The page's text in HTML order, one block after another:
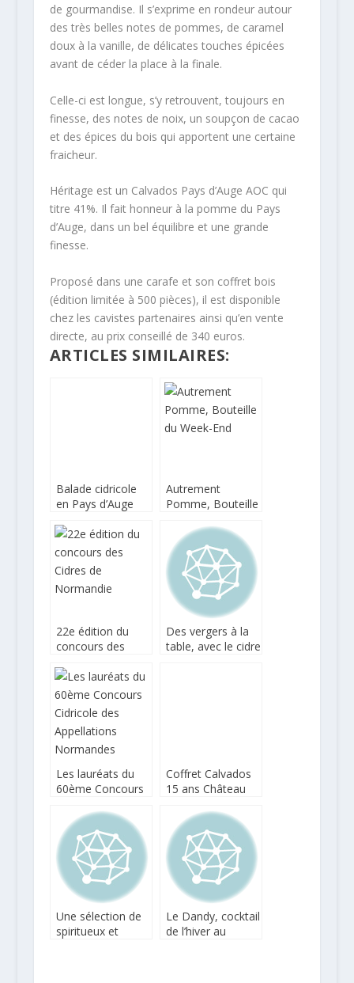
de gourmandise. Il s’exprime en rondeur autour
des très belles notes de pommes, de caramel
doux à la vanille, de délicates touches épicées
avant de céder la place à la finale.
Celle-ci est longue, s’y retrouvent, toujours en
finesse, des notes de noix, un soupçon de cacao
et des épices du bois qui apportent une certaine
fraicheur.
Héritage est un Calvados Pays d’Auge AOC qui
titre 41%. Il fait honneur à la pomme du Pays
d’Auge, dans un bel équilibre et une grande
finesse.
Proposé dans une carafe et son coffret bois
(édition limitée à 500 pièces), il est disponible
chez les cavistes partenaires ainsi qu’en vente
directe, au prix conseillé de 340 euros.
ARTICLES SIMILAIRES:
Balade cidricole
en Pays d’Auge
Autrement
Pomme, Bouteille
22e édition du
concours des
Normandie
Des vergers à la
table, avec le cidre
Les lauréats du
60ème Concours
Appellations
Normandes
Coffret Calvados
15 ans Château
Bouteille du WE
Une sélection de
spiritueux et
Le Dandy, cocktail
de l’hiver au